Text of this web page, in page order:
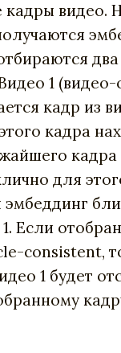
кадры видео.
1
кадр из
кадра
кадра
для
эмбеддинг
Если
consistent,
1 будет